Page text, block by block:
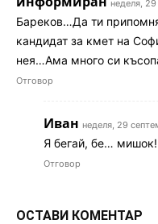
неделя,
Бареков…Да ти
кандидат за кмет на
нея…Ама много си
Отговор
Иван неделя, 29
Я бегай, бе… мишок!
Отговор
ОСТАВИ КОМЕНТАР